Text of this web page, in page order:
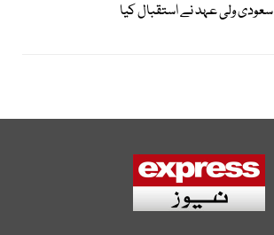
سعودی ولی عہد نے استقبال کیا